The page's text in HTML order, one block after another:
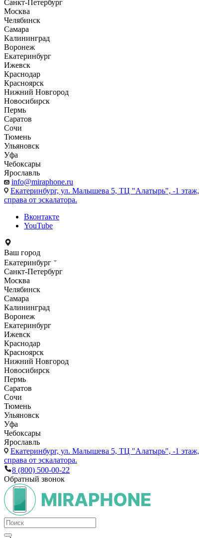
Санкт-Петербург
Москва
Челябинск
Самара
Калининград
Воронеж
Екатеринбург
Ижевск
Краснодар
Красноярск
Нижний Новгород
Новосибирск
Пермь
Саратов
Сочи
Тюмень
Ульяновск
Уфа
Чебоксары
Ярославль
info@miraphone.ru
Екатеринбург, ул. Малышева 5, ТЦ "Алатырь", -1 этаж,
справа от эскалатора.
Вконтакте
YouTube
Ваш город
Екатеринбург
Санкт-Петербург
Москва
Челябинск
Самара
Калининград
Воронеж
Екатеринбург
Ижевск
Краснодар
Красноярск
Нижний Новгород
Новосибирск
Пермь
Саратов
Сочи
Тюмень
Ульяновск
Уфа
Чебоксары
Ярославль
Екатеринбург, ул. Малышева 5, ТЦ "Алатырь", -1 этаж,
справа от эскалатора.
8 (800) 500-00-22
Обратный звонок